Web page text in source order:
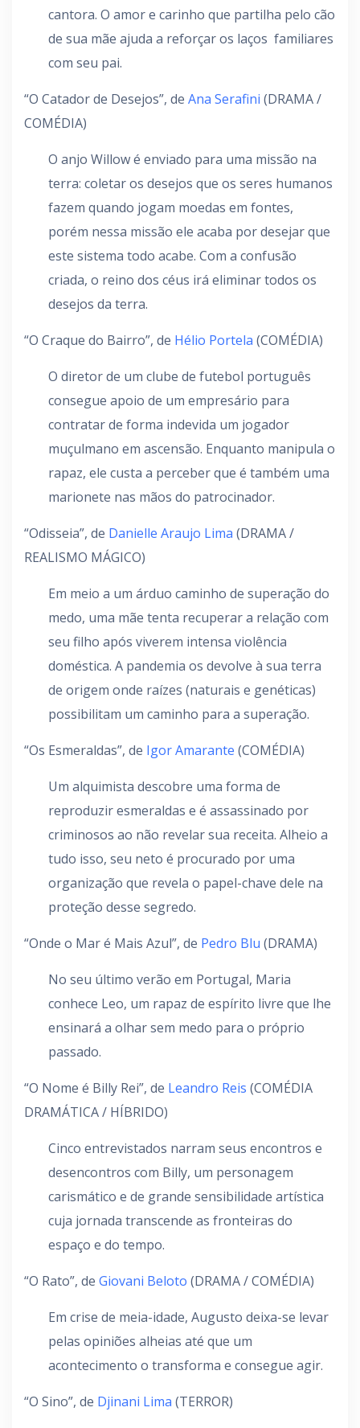
cantora. O amor e carinho que partilha pelo cão
de sua mãe ajuda a reforçar os laços familiares
com seu pai.
“O Catador de Desejos”, de Ana Serafini (DRAMA /
COMÉDIA)
O anjo Willow é enviado para uma missão na
terra: coletar os desejos que os seres humanos
fazem quando jogam moedas em fontes,
porém nessa missão ele acaba por desejar que
este sistema todo acabe. Com a confusão
criada, o reino dos céus irá eliminar todos os
desejos da terra.
“O Craque do Bairro”, de Hélio Portela (COMÉDIA)
O diretor de um clube de futebol português
consegue apoio de um empresário para
contratar de forma indevida um jogador
muçulmano em ascensão. Enquanto manipula o
rapaz, ele custa a perceber que é também uma
marionete nas mãos do patrocinador.
“Odisseia”, de Danielle Araujo Lima (DRAMA /
REALISMO MÁGICO)
Em meio a um árduo caminho de superação do
medo, uma mãe tenta recuperar a relação com
seu filho após viverem intensa violência
doméstica. A pandemia os devolve à sua terra
de origem onde raízes (naturais e genéticas)
possibilitam um caminho para a superação.
“Os Esmeraldas”, de Igor Amarante (COMÉDIA)
Um alquimista descobre uma forma de
reproduzir esmeraldas e é assassinado por
criminosos ao não revelar sua receita. Alheio a
tudo isso, seu neto é procurado por uma
organização que revela o papel-chave dele na
proteção desse segredo.
“Onde o Mar é Mais Azul”, de Pedro Blu (DRAMA)
No seu último verão em Portugal, Maria
conhece Leo, um rapaz de espírito livre que lhe
ensinará a olhar sem medo para o próprio
passado.
“O Nome é Billy Rei”, de Leandro Reis (COMÉDIA
DRAMÁTICA / HÍBRIDO)
Cinco entrevistados narram seus encontros e
desencontros com Billy, um personagem
carismático e de grande sensibilidade artística
cuja jornada transcende as fronteiras do
espaço e do tempo.
“O Rato”, de Giovani Beloto (DRAMA / COMÉDIA)
Em crise de meia-idade, Augusto deixa-se levar
pelas opiniões alheias até que um
acontecimento o transforma e consegue agir.
“O Sino”, de Djinani Lima (TERROR)